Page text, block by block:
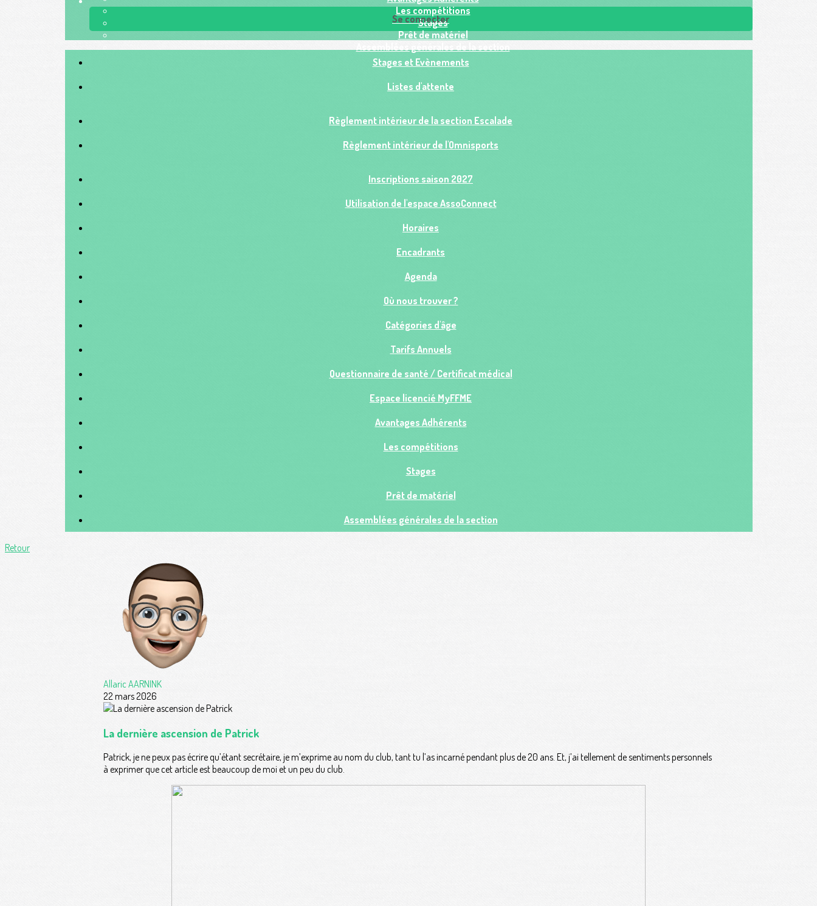
Les compétitions
Stages
Prêt de matériel
Assemblées générales de la section
Se connecter
Stages et Evènements
Listes d'attente
Règlement intérieur de la section Escalade
Règlement intérieur de l'Omnisports
Inscriptions saison 2027
Utilisation de l'espace AssoConnect
Horaires
Encadrants
Agenda
Où nous trouver ?
Catégories d'âge
Tarifs Annuels
Questionnaire de santé / Certificat médical
Espace licencié MyFFME
Avantages Adhérents
Les compétitions
Stages
Prêt de matériel
Assemblées générales de la section
Retour
Allaric AARNINK
22 mars 2026
La dernière ascension de Patrick
Patrick, je ne peux pas écrire qu’étant secrétaire, je m’exprime au nom du club, tant tu l’as incarné pendant plus de 20 ans. Et, j’ai tellement de sentiments personnels
à exprimer que cet article est beaucoup de moi et un peu du club.